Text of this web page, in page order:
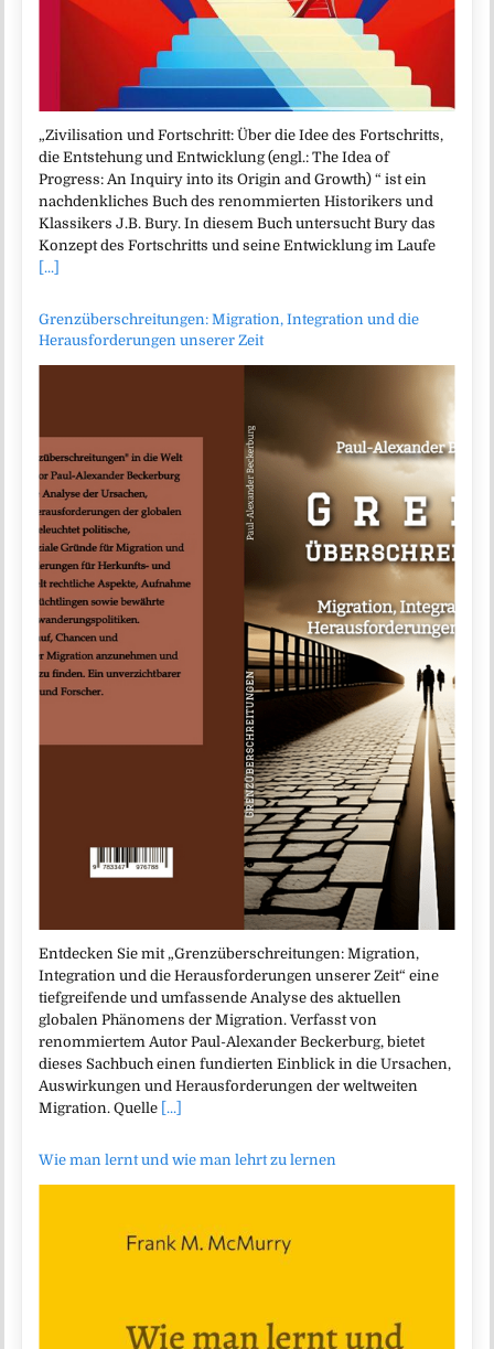
„Zivilisation und Fortschritt: Über die Idee des Fortschritts,
die Entstehung und Entwicklung (engl.: The Idea of
Progress: An Inquiry into its Origin and Growth) “ ist ein
nachdenkliches Buch des renommierten Historikers und
Klassikers J.B. Bury. In diesem Buch untersucht Bury das
Konzept des Fortschritts und seine Entwicklung im Laufe
[...]
Grenzüberschreitungen: Migration, Integration und die
Herausforderungen unserer Zeit
Entdecken Sie mit „Grenzüberschreitungen: Migration,
Integration und die Herausforderungen unserer Zeit“ eine
tiefgreifende und umfassende Analyse des aktuellen
globalen Phänomens der Migration. Verfasst von
renommiertem Autor Paul-Alexander Beckerburg, bietet
dieses Sachbuch einen fundierten Einblick in die Ursachen,
Auswirkungen und Herausforderungen der weltweiten
Migration. Quelle [...]
Wie man lernt und wie man lehrt zu lernen